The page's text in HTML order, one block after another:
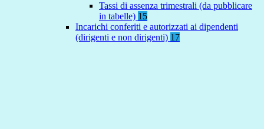
Tassi di assenza trimestrali (da pubblicare
in tabelle) 15
Incarichi conferiti e autorizzati ai dipendenti
(dirigenti e non dirigenti) 17